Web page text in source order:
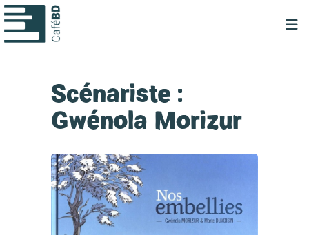
Scénariste :
Gwénola Morizur